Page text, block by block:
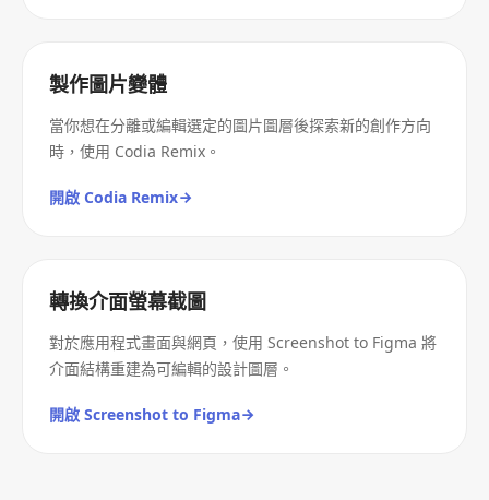
製作圖片變體
當你想在分離或編輯選定的圖片圖層後探索新的創作方向
時，使用 Codia Remix。
開啟 Codia Remix
轉換介面螢幕截圖
對於應用程式畫面與網頁，使用 Screenshot to Figma 將
介面結構重建為可編輯的設計圖層。
開啟 Screenshot to Figma